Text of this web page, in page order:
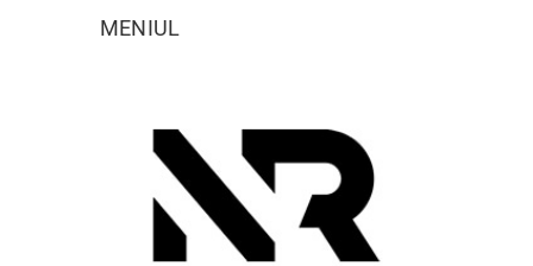
MENIUL